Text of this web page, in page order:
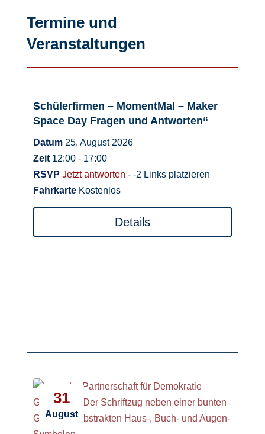
Termine und
Veranstaltungen
25
Schülerfirmen – MomentMal – Maker
Space Day Fragen und Antworten“
Datum 25. August 2026
Zeit 12:00 - 17:00
RSVP Jetzt antworten - -2 Links platzieren
Fahrkarte Kostenlos
Details
31
August